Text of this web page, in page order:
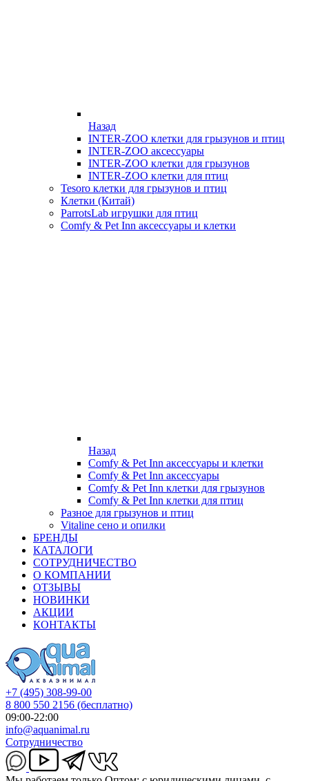
Назад
INTER-ZOO клетки для грызунов и птиц
INTER-ZOO аксессуары
INTER-ZOO клетки для грызунов
INTER-ZOO клетки для птиц
Tesoro клетки для грызунов и птиц
Клетки (Китай)
ParrotsLab игрушки для птиц
Comfy & Pet Inn аксессуары и клетки
Назад
Comfy & Pet Inn аксессуары и клетки
Comfy & Pet Inn аксессуары
Comfy & Pet Inn клетки для грызунов
Comfy & Pet Inn клетки для птиц
Разное для грызунов и птиц
Vitaline сено и опилки
БРЕНДЫ
КАТАЛОГИ
СОТРУДНИЧЕСТВО
О КОМПАНИИ
ОТЗЫВЫ
НОВИНКИ
АКЦИИ
КОНТАКТЫ
+7 (495) 308-99-00
8 800 550 2156 (бесплатно)
09:00-22:00
info@aquanimal.ru
Сотрудничество